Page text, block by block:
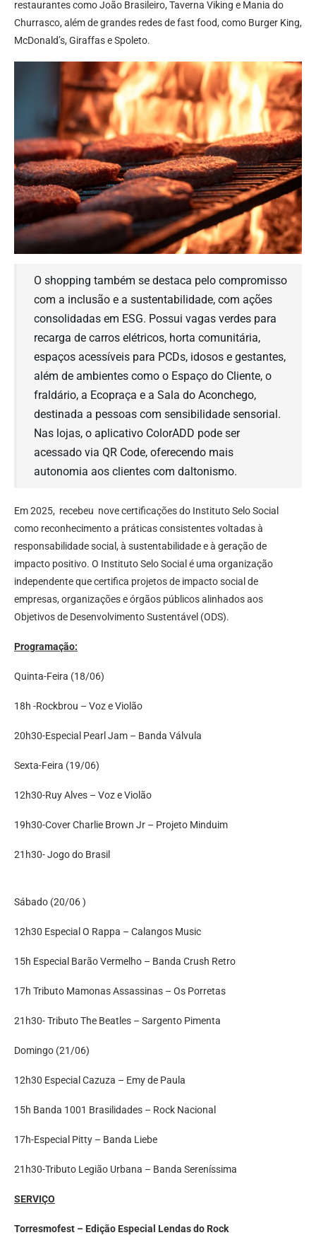
restaurantes como João Brasileiro, Taverna Viking e Mania do
Churrasco, além de grandes redes de fast food, como Burger King,
McDonald’s, Giraffas e Spoleto.
O shopping também se destaca pelo compromisso
com a inclusão e a sustentabilidade, com ações
consolidadas em ESG. Possui vagas verdes para
recarga de carros elétricos, horta comunitária,
espaços acessíveis para PCDs, idosos e gestantes,
além de ambientes como o Espaço do Cliente, o
fraldário, a Ecopraça e a Sala do Aconchego,
destinada a pessoas com sensibilidade sensorial.
Nas lojas, o aplicativo ColorADD pode ser
acessado via QR Code, oferecendo mais
autonomia aos clientes com daltonismo.
Em 2025, recebeu nove certificações do Instituto Selo Social
como reconhecimento a práticas consistentes voltadas à
responsabilidade social, à sustentabilidade e à geração de
impacto positivo. O Instituto Selo Social é uma organização
independente que certifica projetos de impacto social de
empresas, organizações e órgãos públicos alinhados aos
Objetivos de Desenvolvimento Sustentável (ODS).
Programação:
Quinta-Feira (18/06)
18h -Rockbrou – Voz e Violão
20h30-Especial Pearl Jam – Banda Válvula
Sexta-Feira (19/06)
12h30-Ruy Alves – Voz e Violão
19h30-Cover Charlie Brown Jr – Projeto Minduim
21h30- Jogo do Brasil
Sábado (20/06 )
12h30 Especial O Rappa – Calangos Music
15h Especial Barão Vermelho – Banda Crush Retro
17h Tributo Mamonas Assassinas – Os Porretas
21h30- Tributo The Beatles – Sargento Pimenta
Domingo (21/06)
12h30 Especial Cazuza – Emy de Paula
15h Banda 1001 Brasilidades – Rock Nacional
17h-Especial Pitty – Banda Liebe
21h30-Tributo Legião Urbana – Banda Sereníssima
SERVIÇO
Torresmofest – Edição Especial Lendas do Rock